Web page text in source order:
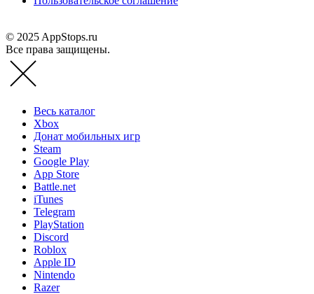
© 2025 AppStops.ru
Все права защищены.
Весь каталог
Xbox
Донат мобильных игр
Steam
Google Play
App Store
Battle.net
iTunes
Telegram
PlayStation
Discord
Roblox
Apple ID
Nintendo
Razer